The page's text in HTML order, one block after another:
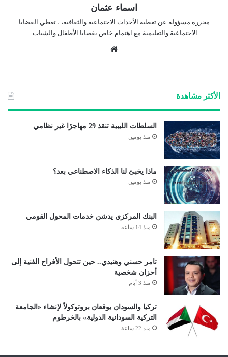
اسماء عثمان
محررة مسؤولة عن تغطية الأحداث الاجتماعية والثقافية، ، تغطي القضايا
الاجتماعية والتعليمية مع اهتمام خاص بقضايا الأطفال والشباب.
الأكثر مشاهدة
السلطات الليبية تنقذ 29 مهاجرًا غير نظامي
منذ يومين
ماذا يخبئ لنا الذكاء الاصطناعي بعد؟
منذ يومين
البنك المركزي يدشن خدمات المحول القومي
منذ 14 ساعة
تامر حسني وهنيدي.. حين تتحول الأفراح الفنية إلى
أحزان شخصية
منذ 3 أيام
تركيا والسودان يوقعان بروتوكولاً لإنشاء «الجامعة
التركية السودانية الدولية» بالخرطوم
منذ 22 ساعة